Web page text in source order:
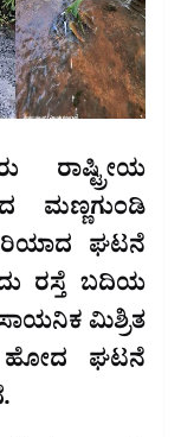
ರಾಷ್ಟ್ರೀಯ
ಮಣ್ಣಗುಂಡಿ
ಘಟನೆ
ರಸ್ತೆ ಬದಿಯ
ಮಿಶ್ರಿತ
ಹೋದ ಘಟನೆ